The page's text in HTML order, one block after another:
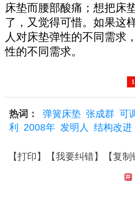
床垫而腰部酸痛；想把床
了，又觉得可惜。如果这
人对床垫弹性的不同需求
性的不同需求。
1
热词： 弹簧床垫 张成群 可
利
2008年 发明人 结构改进
【打印】【我要纠错】【复制